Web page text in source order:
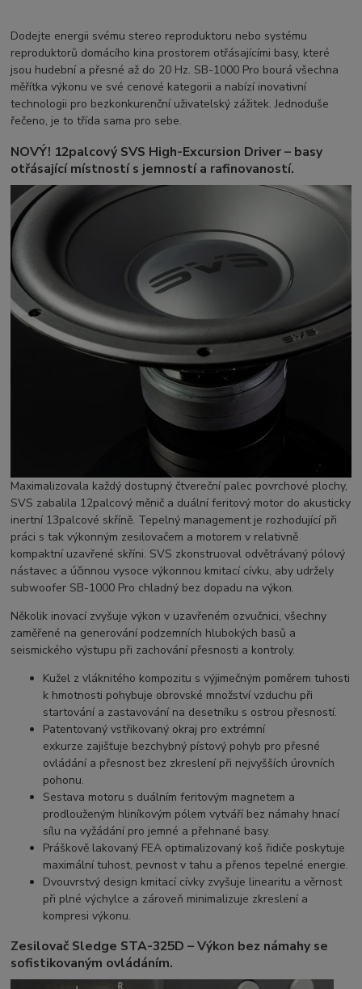
Dodejte energii svému stereo reproduktoru nebo systému
reproduktorů domácího kina prostorem otřásajícími basy, které
jsou hudební a přesné až do 20 Hz. SB-1000 Pro bourá všechna
měřítka výkonu ve své cenové kategorii a nabízí inovativní
technologii pro bezkonkurenční uživatelský zážitek. Jednoduše
řečeno, je to třída sama pro sebe.
NOVÝ! 12palcový SVS High-Excursion Driver – basy
otřásající místností s jemností a rafinovaností.
Maximalizovala každý dostupný čtvereční palec povrchové plochy,
SVS zabalila 12palcový měnič a duální feritový motor do akusticky
inertní 13palcové skříně. Tepelný management je rozhodující při
práci s tak výkonným zesilovačem a motorem v relativně
kompaktní uzavřené skříni. SVS zkonstruoval odvětrávaný pólový
nástavec a účinnou vysoce výkonnou kmitací cívku, aby udržely
subwoofer SB-1000 Pro chladný bez dopadu na výkon.
Několik inovací zvyšuje výkon v uzavřeném ozvučnici, všechny
zaměřené na generování podzemních hlubokých basů a
seismického výstupu při zachování přesnosti a kontroly.
Kužel z vláknitého kompozitu s výjimečným poměrem tuhosti
k hmotnosti pohybuje obrovské množství vzduchu při
startování a zastavování na desetníku s ostrou přesností.
Patentovaný vstřikovaný okraj pro extrémní
exkurze zajišťuje bezchybný pístový pohyb pro přesné
ovládání a přesnost bez zkreslení při nejvyšších úrovních
pohonu.
Sestava motoru s duálním feritovým magnetem a
prodlouženým hliníkovým pólem vytváří bez námahy hnací
sílu na vyžádání pro jemné a přehnané basy.
Práškově lakovaný FEA optimalizovaný koš řidiče poskytuje
maximální tuhost, pevnost v tahu a přenos tepelné energie.
Dvouvrstvý design kmitací cívky zvyšuje linearitu a věrnost
při plné výchylce a zároveň minimalizuje zkreslení a
kompresi výkonu.
Zesilovač Sledge STA-325D – Výkon bez námahy se
sofistikovaným ovládáním.